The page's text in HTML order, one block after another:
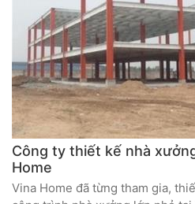
Công ty thiết kế nhà
Home
Vina Home đã từng tham gia,